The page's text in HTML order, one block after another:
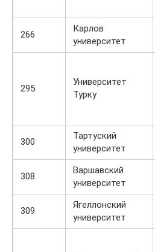
266
Карлов
университет
295
Университет
Турку
300
Тартуский
университет
308
Варшавский
университет
309
Ягеллонский
университет